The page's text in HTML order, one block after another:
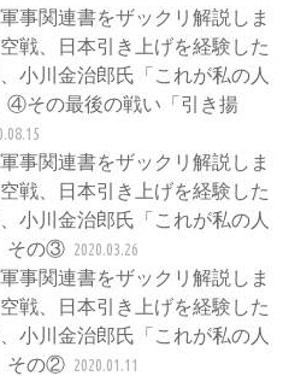
事関連書をザックリ解説しま
戦、日本引き上げを経験した
小川金治郎氏「これが私の人
④その最後の戦い「引き揚
事関連書をザックリ解説しま
戦、日本引き上げを経験した
小川金治郎氏「これが私の人
その③ 2020.03.26
事関連書をザックリ解説しま
戦、日本引き上げを経験した
小川金治郎氏「これが私の人
その② 2020.01.11